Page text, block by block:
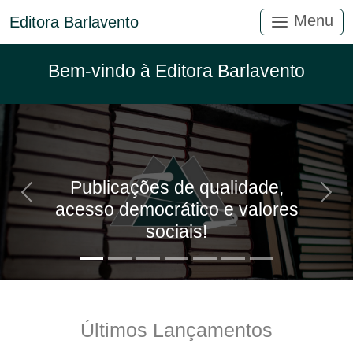
Editora Barlavento Menu
Bem-vindo à Editora Barlavento
Publicações de qualidade,
acesso democrático e valores
sociais!
Anterior
Últimos Lançamentos